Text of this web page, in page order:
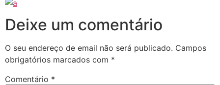
Deixe um comentário
O seu endereço de email não será publicado. Campos
obrigatórios marcados com *
Comentário *